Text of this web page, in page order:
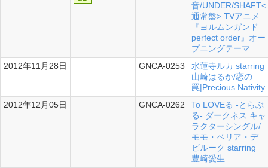
音/UNDER/SHAFT<
通常盤> TVアニメ
『ヨルムンガンド
perfect order』オー
プニングテーマ
2012年11月28日
グル GNCA-0253
水蓮寺ルカ starring
山崎はるか/恋の
罠|Precious Nativity
2012年12月05日
グル GNCA-0262
To LOVEる -とらぶ
る- ダークネス キャ
ラクターシングル/
モモ・ベリア・デ
ビルーク starring
豊崎愛生